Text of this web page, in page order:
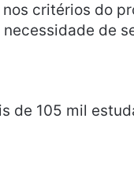
critérios do
de
de 105 mil